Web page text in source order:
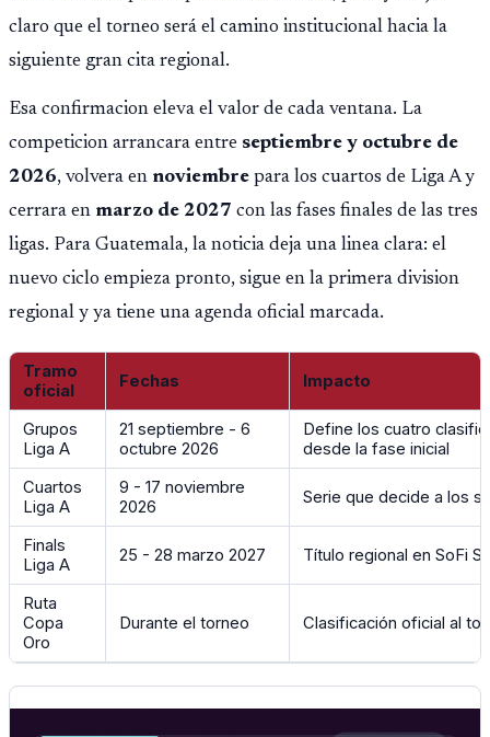
claro que el torneo será el camino institucional hacia la
siguiente gran cita regional.
Esa confirmacion eleva el valor de cada ventana. La
competicion arrancara entre septiembre y octubre de
2026, volvera en noviembre para los cuartos de Liga A y
cerrara en marzo de 2027 con las fases finales de las tres
ligas. Para Guatemala, la noticia deja una linea clara: el
nuevo ciclo empieza pronto, sigue en la primera division
regional y ya tiene una agenda oficial marcada.
Tramo
oficial
Fechas Impacto
Grupos
Liga A
21 septiembre - 6
octubre 2026
Define los cuatro
desde la fase inicial
Cuartos
Liga A
9 - 17 noviembre
2026
Serie que decide a los
Finals
Liga A
25 - 28 marzo 2027 Título regional en SoFi
Ruta
Copa
Oro
Durante el torneo Clasificación oficial al